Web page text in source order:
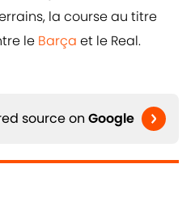
la course au titre
le Barça et le Real.
source on Google